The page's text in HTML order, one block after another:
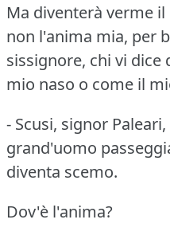
Ma diventerà verme
non l'anima mia, per
sissignore, chi vi dice
mio naso o come il
- Scusi, signor
grand'uomo
diventa scemo.
Dov'è l'anima?